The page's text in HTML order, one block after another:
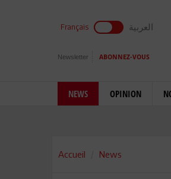
Français العربية
Newsletter ABONNEZ-VOUS
NEWS OPINION
Accueil News